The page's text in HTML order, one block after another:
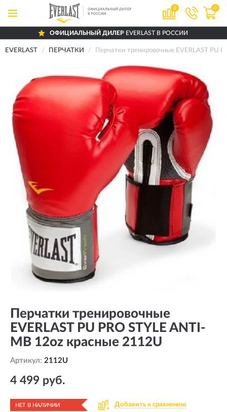
0 0
ОФИЦИАЛЬНЫЙ ДИЛЕР EVERLAST В РОССИИ
EVERLAST ПЕРЧАТКИ Перчатки тренировочные EVERLAST PU
Перчатки тренировочные
EVERLAST PU PRO STYLE ANTI-
MB 12oz красные 2112U
Артикул: 2112U
4 499 руб.
НЕТ В НАЛИЧИИ Добавить к сравнению